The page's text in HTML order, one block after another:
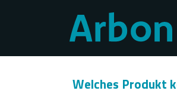
Welches Produkt